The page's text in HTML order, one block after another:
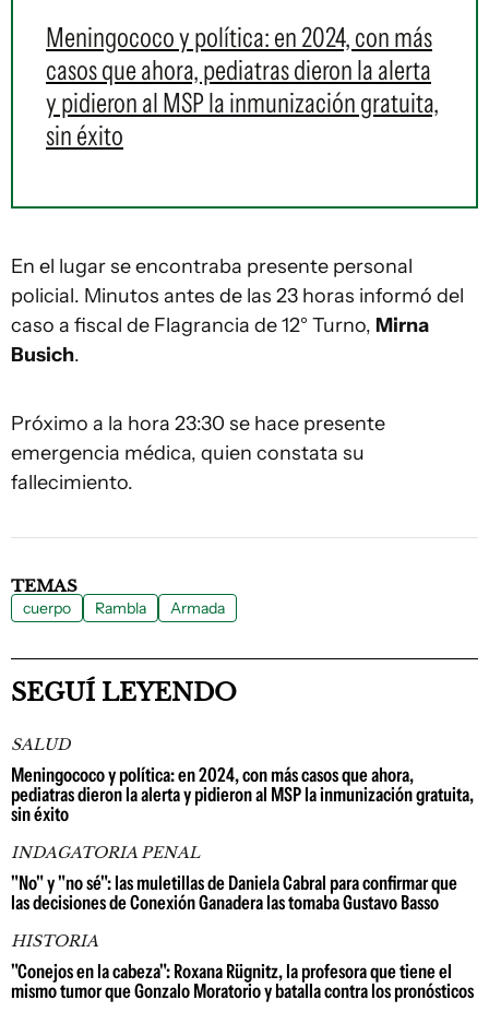
Meningococo y política: en 2024, con más
casos que ahora, pediatras dieron la alerta
y pidieron al MSP la inmunización gratuita,
sin éxito
En el lugar se encontraba presente personal
policial. Minutos antes de las 23 horas informó del
caso a fiscal de Flagrancia de 12° Turno, Mirna
Busich.
Próximo a la hora 23:30 se hace presente
emergencia médica, quien constata su
fallecimiento.
TEMAS
cuerpo Rambla Armada
SEGUÍ LEYENDO
SALUD
Meningococo y política: en 2024, con más casos que ahora,
pediatras dieron la alerta y pidieron al MSP la inmunización gratuita,
sin éxito
INDAGATORIA PENAL
"No" y "no sé": las muletillas de Daniela Cabral para confirmar que
las decisiones de Conexión Ganadera las tomaba Gustavo Basso
HISTORIA
"Conejos en la cabeza": Roxana Rügnitz, la profesora que tiene el
mismo tumor que Gonzalo Moratorio y batalla contra los pronósticos